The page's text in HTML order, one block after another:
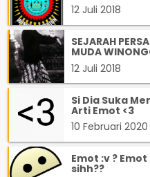
12 Juli 2018
SEJARAH
MUDA
12 Juli 2018
Si Dia Suka
Arti Emot <3
10 Februari 2020
Emot :v ?
sihh??